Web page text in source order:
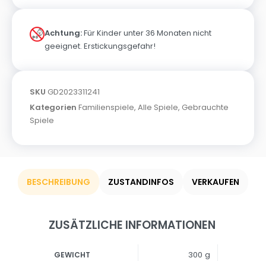
Achtung:Für Kinder unter 36 Monaten nicht
geeignet. Erstickungsgefahr!
SKU GD2023311241
Kategorien Familienspiele, Alle Spiele, Gebrauchte
Spiele
BESCHREIBUNG ZUSTANDINFOS VERKAUFEN
ZUSÄTZLICHE INFORMATIONEN
GEWICHT 300 g